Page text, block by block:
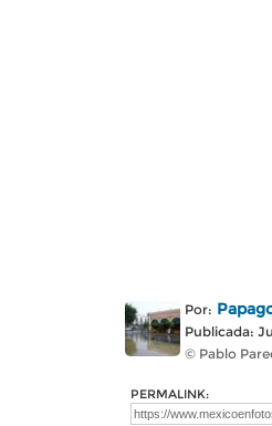
Por:
Publicada:
© Pablo
PERMALINK: